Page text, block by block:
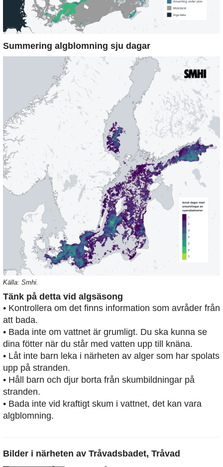
Summering algblomning sju dagar
Källa: Smhi.
Tänk på detta vid algsäsong
• Kontrollera om det finns information som avråder från
att bada.
• Bada inte om vattnet är grumligt. Du ska kunna se
dina fötter när du står med vatten upp till knäna.
• Låt inte barn leka i närheten av alger som har spolats
upp på stranden.
• Håll barn och djur borta från skumbildningar på
stranden.
• Bada inte vid kraftigt skum i vattnet, det kan vara
algblomning.
Bilder i närheten av Tråvadsbadet, Tråvad